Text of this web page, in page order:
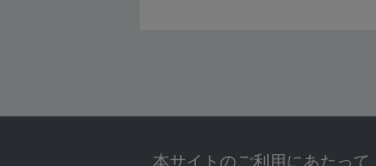
本サイトのご利用にあたって